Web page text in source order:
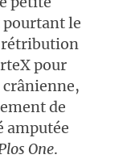
pourtant le
rétribution
pour
crânienne,
de
amputée
One.